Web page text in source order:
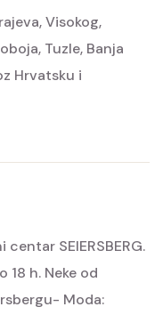
Visokog,
Tuzle, Banja
Hrvatsku i
SEIERSBERG.
h. Neke od
Moda: